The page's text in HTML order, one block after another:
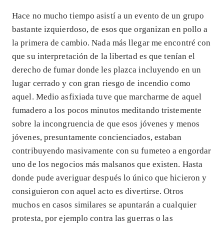
Hace no mucho tiempo asistí a un evento de un grupo
bastante izquierdoso, de esos que organizan en pollo a
la primera de cambio. Nada más llegar me encontré con
que su interpretación de la libertad es que tenían el
derecho de fumar donde les plazca incluyendo en un
lugar cerrado y con gran riesgo de incendio como
aquel. Medio asfixiada tuve que marcharme de aquel
fumadero a los pocos minutos meditando tristemente
sobre la incongruencia de que esos jóvenes y menos
jóvenes, presuntamente concienciados, estaban
contribuyendo masivamente con su fumeteo a engordar
uno de los negocios más malsanos que existen. Hasta
donde pude averiguar después lo único que hicieron y
consiguieron con aquel acto es divertirse. Otros
muchos en casos similares se apuntarán a cualquier
protesta, por ejemplo contra las guerras o las